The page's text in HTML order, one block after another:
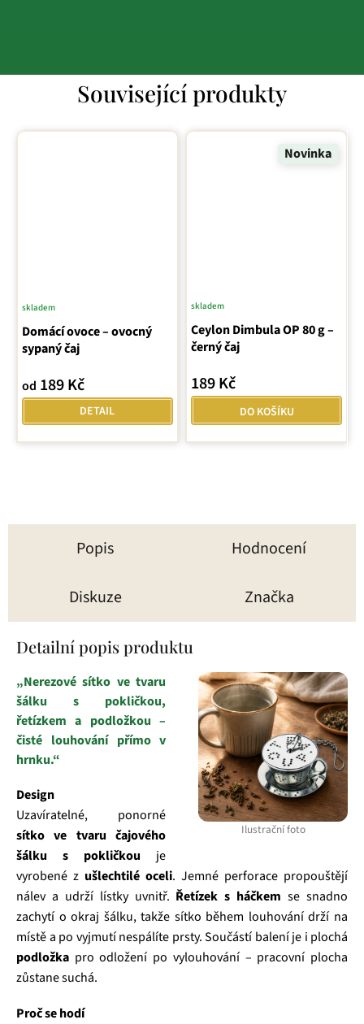
Související produkty
Domácí ovoce – ovocný
sypaný čaj
skladem
od 189 Kč
DETAIL
Novinka
Ceylon Dimbula OP 80 g –
černý čaj
skladem
189 Kč
DO KOŠÍKU
Popis Hodnocení
Diskuze Značka
Detailní popis produktu
Ilustrační foto
„Nerezové sítko ve tvaru
šálku s pokličkou,
řetízkem a podložkou –
čisté louhování přímo v
hrnku.“
Design
Uzavíratelné, ponorné
sítko ve tvaru čajového
šálku s pokličkou je
vyrobené z ušlechtilé oceli. Jemné perforace propouštějí
nálev a udrží lístky uvnitř. Řetízek s háčkem se snadno
zachytí o okraj šálku, takže sítko během louhování drží na
místě a po vyjmutí nespálíte prsty. Součástí balení je i plochá
podložka pro odložení po vylouhování – pracovní plocha
zůstane suchá.
Proč se hodí